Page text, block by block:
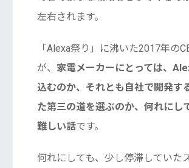
左右されます。
「Alexa祭り」に沸いた2017年の
が、 家電メーカーにとっては、
込むのか、それとも自社で開発す
た第三の道を選ぶのか、何れにし
難しい話です。
何れにしても、少し停滞していた